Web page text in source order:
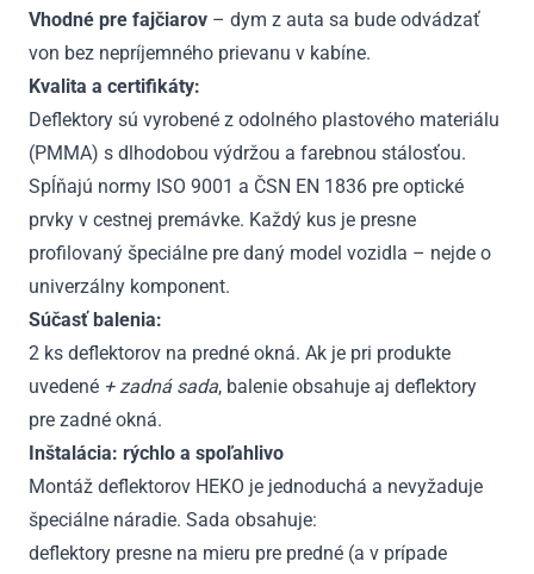
Vhodné pre fajčiarov – dym z auta sa bude odvádzať
von bez nepríjemného prievanu v kabíne.
Kvalita a certifikáty:
Deflektory sú vyrobené z odolného plastového materiálu
(PMMA) s dlhodobou výdržou a farebnou stálosťou.
Spĺňajú normy ISO 9001 a ČSN EN 1836 pre optické
prvky v cestnej premávke. Každý kus je presne
profilovaný špeciálne pre daný model vozidla – nejde o
univerzálny komponent.
Súčasť balenia:
2 ks deflektorov na predné okná. Ak je pri produkte
uvedené + zadná sada, balenie obsahuje aj deflektory
pre zadné okná.
Inštalácia: rýchlo a spoľahlivo
Montáž deflektorov HEKO je jednoduchá a nevyžaduje
špeciálne náradie. Sada obsahuje:
deflektory presne na mieru pre predné (a v prípade